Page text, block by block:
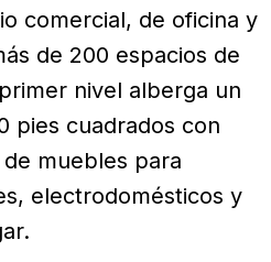
comercial, de oficina y
de 200 espacios de
nivel alberga un
pies cuadrados con
muebles para
electrodomésticos y